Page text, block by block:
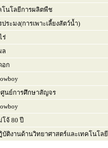
โนโลยีการผลิตพืช
ระมง(การเพาะเลี้ยงสัตว์น้ำ)
ร่
ล
อก
ศูนย์การศึกษาสัญจร
จ้ 80 ปี
บัติงานด้านวิทยาศาสตร์และเทคโนโลยี